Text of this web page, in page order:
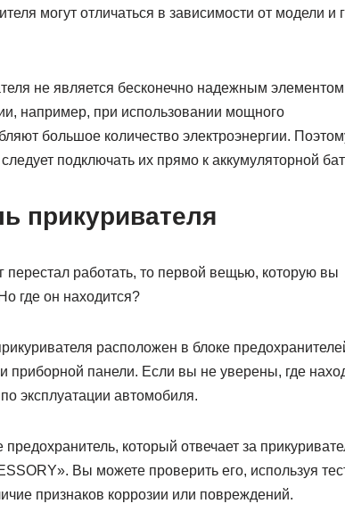
могут отличаться в зависимости от модели и
не является бесконечно надежным
например, при использовании мощного
большое количество электроэнергии.
подключать их прямо к аккумуляторной
прикуривателя
работать, то первой вещью, которую вы
где он находится?
расположен в блоке
приборной панели. Если вы не уверены, где
эксплуатации автомобиля.
который отвечает за
Вы можете проверить его, используя
признаков коррозии или повреждений.